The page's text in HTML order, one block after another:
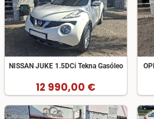
NISSAN JUKE 1.5DCi Tekna Gasóleo
12 990,00 €